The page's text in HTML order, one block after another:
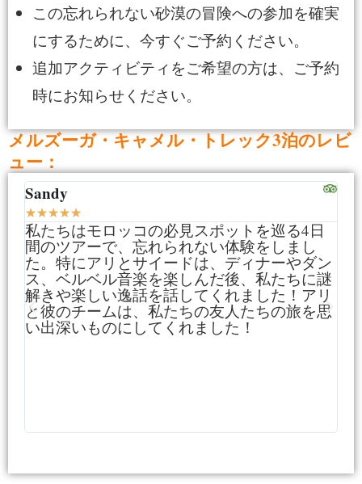
この忘れられない砂漠の冒険への参加を確実
にするために、今すぐご予約ください。
追加アクティビティをご希望の方は、ご予約
時にお知らせください。
メルズーガ・キャメル・トレック3泊のレビ
ュー：
Sandy
★★★★★
私たちはモロッコの必見スポットを巡る4日
間のツアーで、忘れられない体験をしまし
た。特にアリとサイードは、ディナーやダン
ス、ベルベル音楽を楽しんだ後、私たちに謎
解きや楽しい逸話を話してくれました！アリ
と彼のチームは、私たちの友人たちの旅を思
い出深いものにしてくれました！